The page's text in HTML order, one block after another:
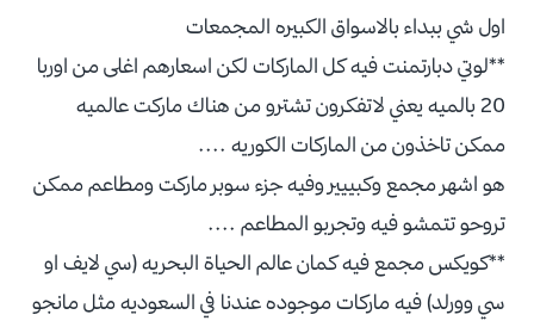
اول شي ببداء بالاسواق الكبيره المجمعات
**لوتي دبارتمنت فيه كل الماركات لكن اسعارهم اغلى من اوربا
20 بالميه يعني لاتفكرون تشترو من هناك ماركت عالميه
ممكن تاخذون من الماركات الكوريه ....
هو اشهر مجمع وكبييير وفيه جزء سوبر ماركت ومطاعم ممكن
تروحو تتمشو فيه وتجربو المطاعم ....
**كويكس مجمع فيه كمان عالم الحياة البحريه (سي لايف او
سي وورلد) فيه ماركات موجوده عندنا في السعوديه مثل مانجو